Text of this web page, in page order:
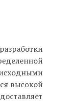
высокой